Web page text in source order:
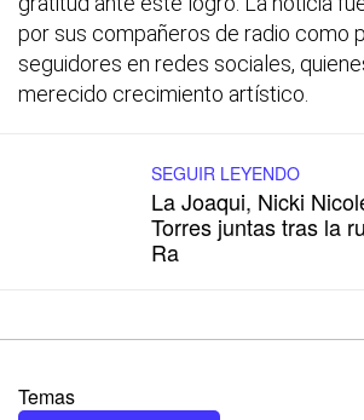
por sus compañeros de radio como
seguidores en redes sociales,
merecido crecimiento artístico.
SEGUIR LEYENDO
La Joaqui, Nicki
Torres juntas tras la
Ra
Temas